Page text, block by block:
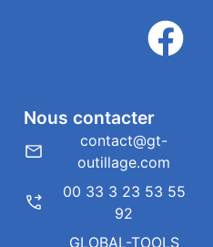
Nous contacter
contact@gt-
outillage.com
00 33 3 23 53 55
92
GLOBAL-TOOLS